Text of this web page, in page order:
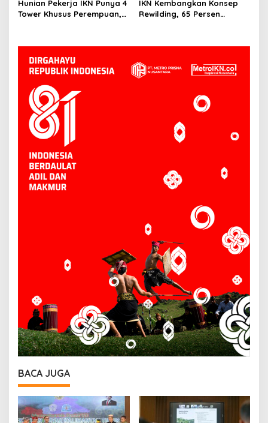
Persen
Hunian Pekerja IKN Punya 4
Tower Khusus Perempuan,
IKN Kembangkan Konsep
Rewilding, 65 Persen
BACA JUGA